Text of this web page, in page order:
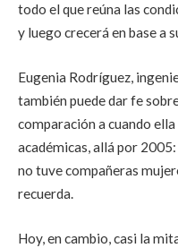
todo el que reúna las
y luego crecerá en base a
Eugenia Rodríguez,
también puede dar fe
comparación a cuando
académicas, allá por
no tuve compañeras
recuerda.
Hoy, en cambio, casi la